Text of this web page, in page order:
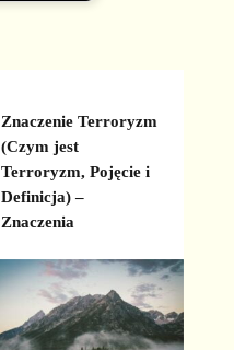
Znaczenie Terroryzm
(Czym jest
Terroryzm, Pojęcie i
Definicja) –
Znaczenia